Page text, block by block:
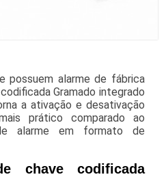
possuem alarme de fábrica
Gramado integrado
a ativação e desativação
prático comparado ao
alarme em formato de
chave codificada